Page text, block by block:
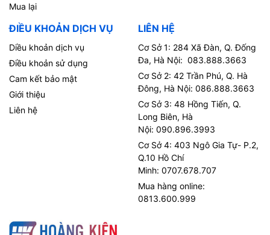
Mua lại
ĐIỀU KHOẢN DỊCH VỤ
Diều khoản dịch vụ
Điều khoản sử dụng
Cam kết bảo mật
Giới thiệu
Liên hệ
LIÊN HỆ
Cơ Sở 1: 284 Xã Đàn, Q. Đống
Đa, Hà Nội: 083.888.3663
Cơ Sở 2: 42 Trần Phú, Q. Hà
Đông, Hà Nội: 086.888.3663
Cơ Sở 3: 48 Hồng Tiến, Q.
Long Biên, Hà
Nội: 090.896.3993
Cơ Sở 4: 403 Ngô Gia Tự- P.2,
Q.10 Hồ Chí
Minh: 0707.678.707
Mua hàng online:
0813.600.999